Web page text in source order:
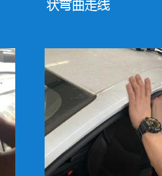
犹豫只会错过创造美好的机
扫描右侧二维码联系鸿腾